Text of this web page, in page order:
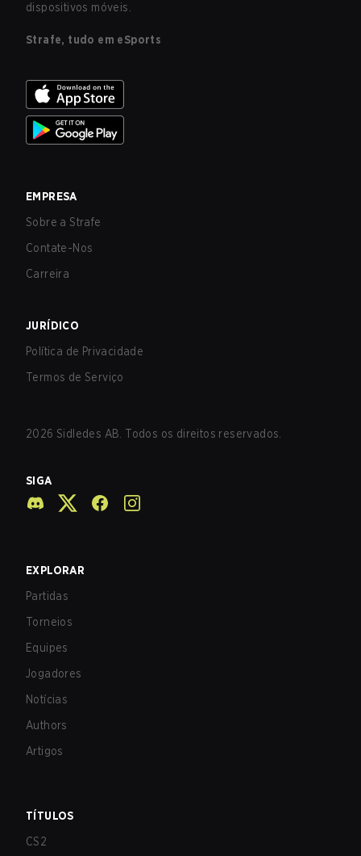
dispositivos móveis.
Strafe, tudo em eSports
EMPRESA
Sobre a Strafe
Contate-Nos
Carreira
JURÍDICO
Política de Privacidade
Termos de Serviço
2026 Sidledes AB. Todos os direitos reservados.
SIGA
EXPLORAR
Partidas
Torneios
Equipes
Jogadores
Notícias
Authors
Artigos
TÍTULOS
CS2